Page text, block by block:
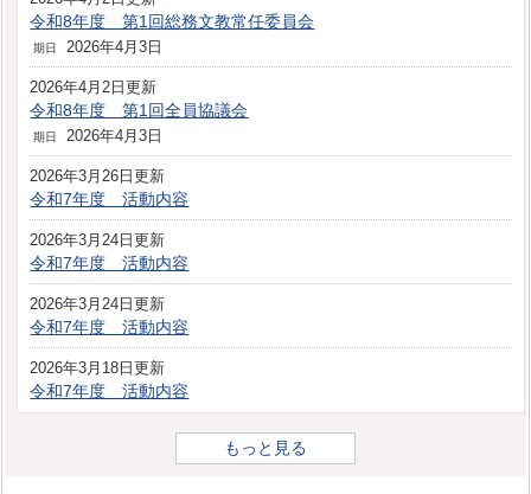
令和8年度 第1回総務文教常任委員会
期日 2026年4月3日
2026年4月2日更新
令和8年度 第1回全員協議会
期日 2026年4月3日
2026年3月26日更新
令和7年度 活動内容
2026年3月24日更新
令和7年度 活動内容
2026年3月24日更新
令和7年度 活動内容
2026年3月18日更新
令和7年度 活動内容
もっと見る